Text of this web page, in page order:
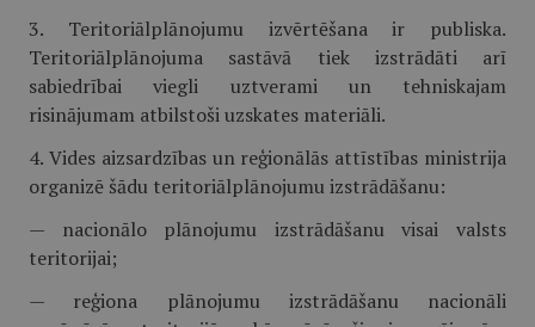
3. Teritoriālplānojumu izvērtēšana ir publiska.
Teritoriālplānojuma sastāvā tiek izstrādāti arī
sabiedrībai viegli uztverami un tehniskajam
risinājumam atbilstoši uzskates materiāli.
4. Vides aizsardzības un reģionālās attīstības ministrija
organizē šādu teritoriālplānojumu izstrādāšanu:
— nacionālo plānojumu izstrādāšanu visai valsts
teritorijai;
— reģiona plānojumu izstrādāšanu nacionāli